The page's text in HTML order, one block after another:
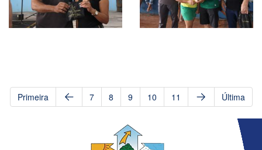
Primeira 7 8 9 10 11 Última